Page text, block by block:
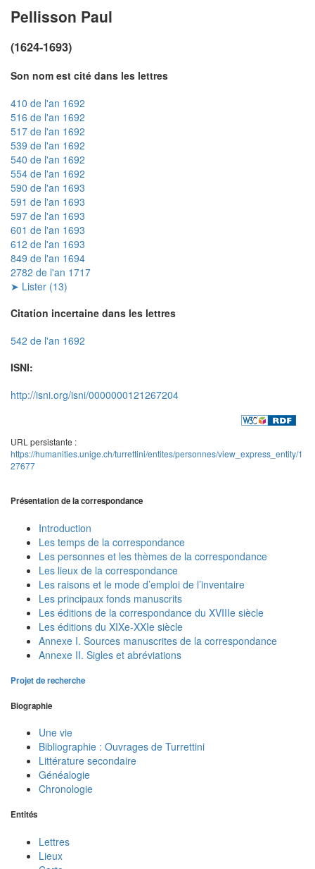
Pellisson Paul
(1624-1693)
Son nom est cité dans les lettres
410 de l'an 1692
516 de l'an 1692
517 de l'an 1692
539 de l'an 1692
540 de l'an 1692
554 de l'an 1692
590 de l'an 1693
591 de l'an 1693
597 de l'an 1693
601 de l'an 1693
612 de l'an 1693
849 de l'an 1694
2782 de l'an 1717
➤ Lister (13)
Citation incertaine dans les lettres
542 de l'an 1692
ISNI:
http://isni.org/isni/0000000121267204
URL persistante :
https://humanities.unige.ch/turrettini/entites/personnes/view_express_entity/1
27677
Présentation de la correspondance
Introduction
Les temps de la correspondance
Les personnes et les thèmes de la correspondance
Les lieux de la correspondance
Les raisons et le mode d’emploi de l’inventaire
Les principaux fonds manuscrits
Les éditions de la correspondance du XVIIIe siècle
Les éditions du XIXe-XXIe siècle
Annexe I. Sources manuscrites de la correspondance
Annexe II. Sigles et abréviations
Projet de recherche
Biographie
Une vie
Bibliographie : Ouvrages de Turrettini
Littérature secondaire
Généalogie
Chronologie
Entités
Lettres
Lieux